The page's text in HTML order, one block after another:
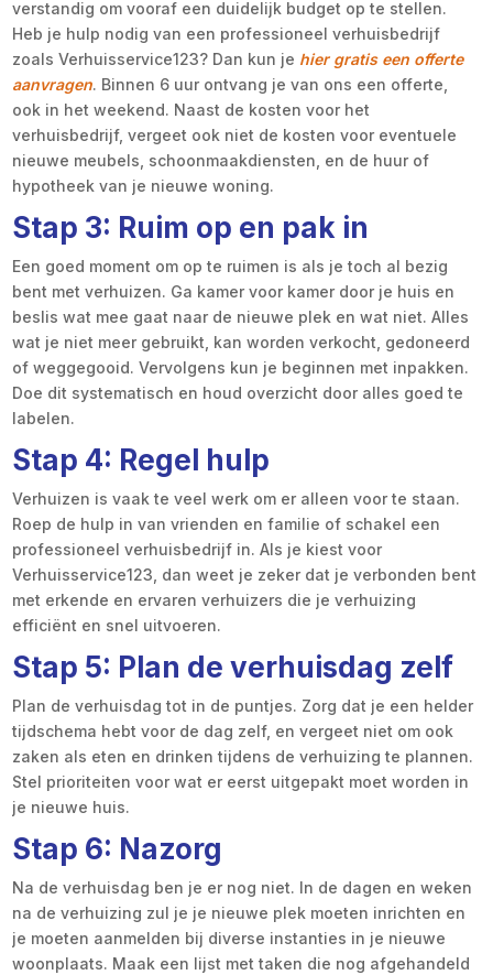
verstandig om vooraf een duidelijk budget op te stellen.
Heb je hulp nodig van een professioneel verhuisbedrijf
zoals Verhuisservice123? Dan kun je hier gratis een offerte
aanvragen. Binnen 6 uur ontvang je van ons een offerte,
ook in het weekend. Naast de kosten voor het
verhuisbedrijf, vergeet ook niet de kosten voor eventuele
nieuwe meubels, schoonmaakdiensten, en de huur of
hypotheek van je nieuwe woning.
Stap 3: Ruim op en pak in
Een goed moment om op te ruimen is als je toch al bezig
bent met verhuizen. Ga kamer voor kamer door je huis en
beslis wat mee gaat naar de nieuwe plek en wat niet. Alles
wat je niet meer gebruikt, kan worden verkocht, gedoneerd
of weggegooid. Vervolgens kun je beginnen met inpakken.
Doe dit systematisch en houd overzicht door alles goed te
labelen.
Stap 4: Regel hulp
Verhuizen is vaak te veel werk om er alleen voor te staan.
Roep de hulp in van vrienden en familie of schakel een
professioneel verhuisbedrijf in. Als je kiest voor
Verhuisservice123, dan weet je zeker dat je verbonden bent
met erkende en ervaren verhuizers die je verhuizing
efficiënt en snel uitvoeren.
Stap 5: Plan de verhuisdag zelf
Plan de verhuisdag tot in de puntjes. Zorg dat je een helder
tijdschema hebt voor de dag zelf, en vergeet niet om ook
zaken als eten en drinken tijdens de verhuizing te plannen.
Stel prioriteiten voor wat er eerst uitgepakt moet worden in
je nieuwe huis.
Stap 6: Nazorg
Na de verhuisdag ben je er nog niet. In de dagen en weken
na de verhuizing zul je je nieuwe plek moeten inrichten en
je moeten aanmelden bij diverse instanties in je nieuwe
woonplaats. Maak een lijst met taken die nog afgehandeld